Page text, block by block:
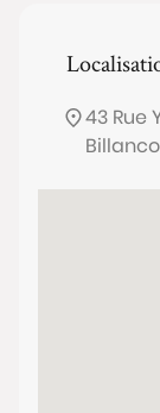
43 Rue